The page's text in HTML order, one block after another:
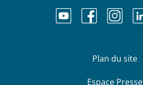
Plan du site
Espace Presse